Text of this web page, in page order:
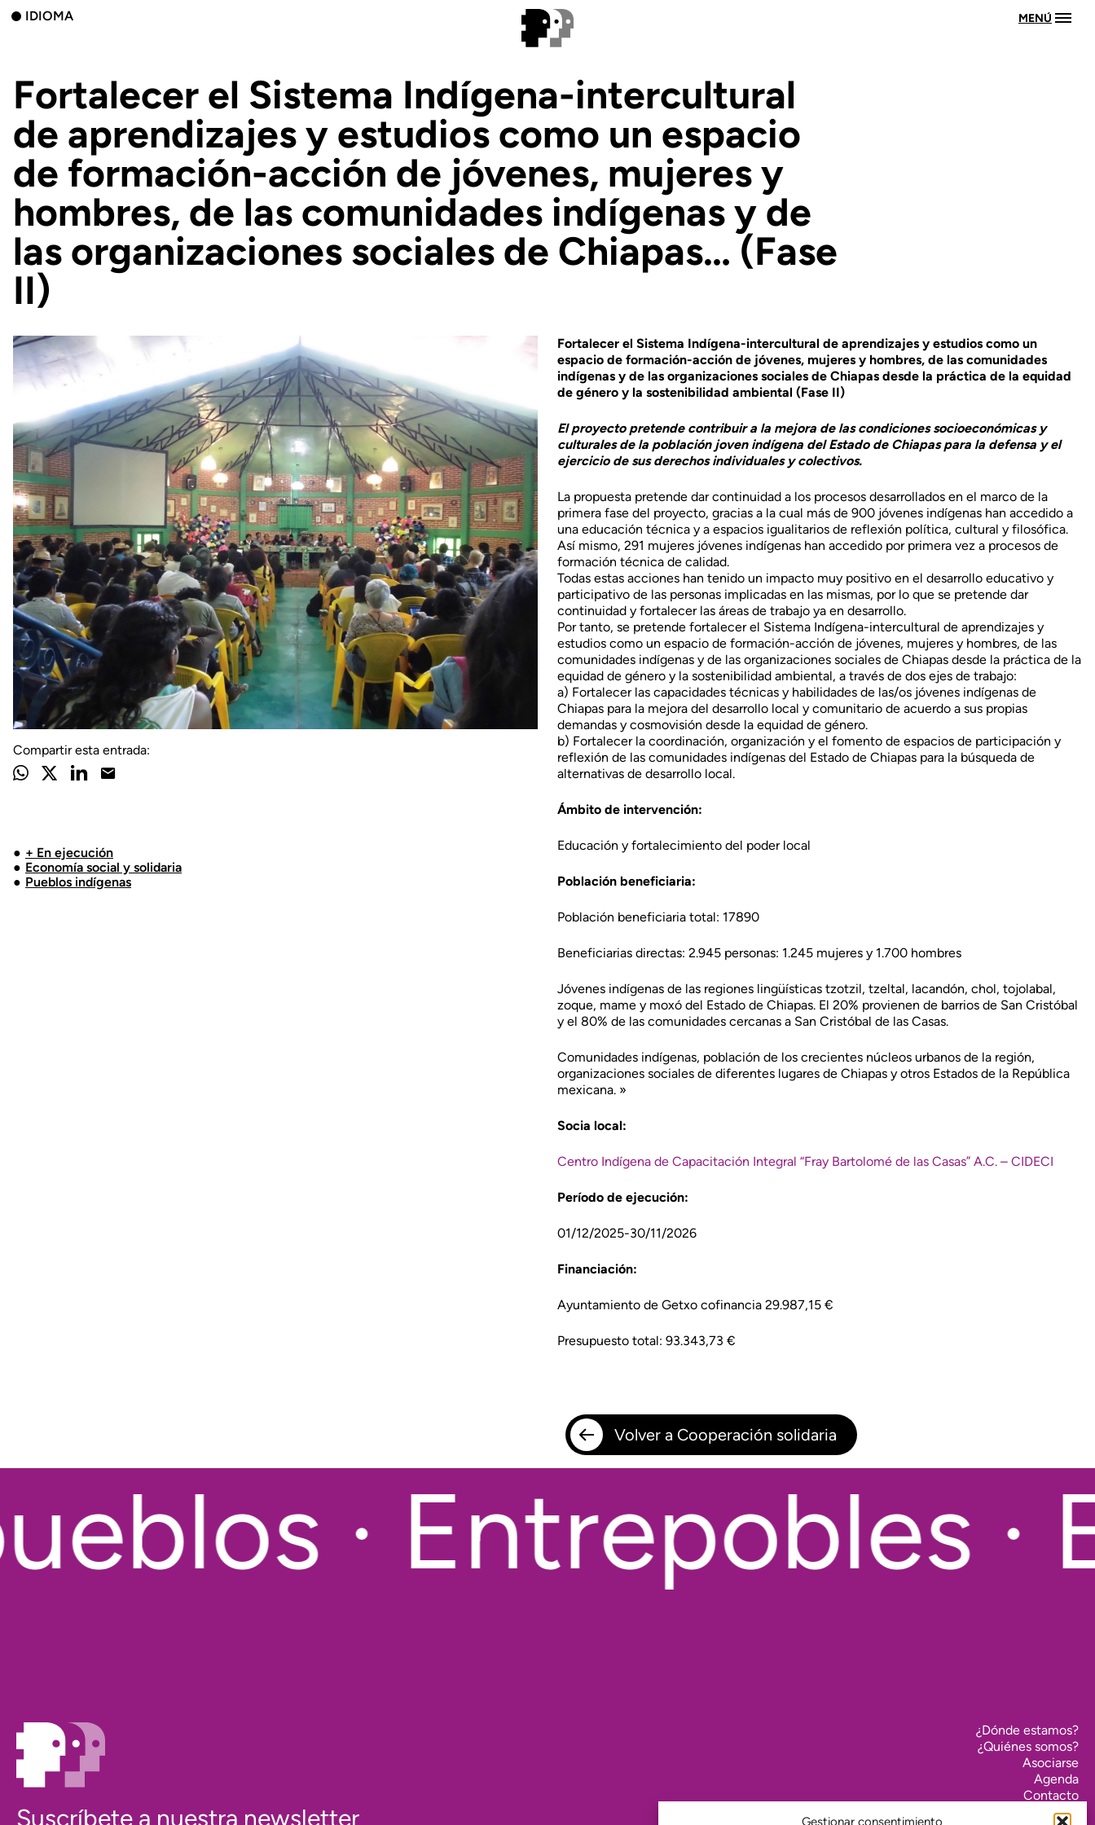
Gestionar consentimiento
IDIOMA MENÚ
Fortalecer el Sistema Indígena-intercultural
de aprendizajes y estudios como un espacio
de formación-acción de jóvenes, mujeres y
hombres, de las comunidades indígenas y de
las organizaciones sociales de Chiapas… (Fase
II)
Compartir esta entrada:
+ En ejecución
Economía social y solidaria
Pueblos indígenas
Fortalecer el Sistema Indígena-intercultural de aprendizajes y estudios como un
espacio de formación-acción de jóvenes, mujeres y hombres, de las comunidades
indígenas y de las organizaciones sociales de Chiapas desde la práctica de la equidad
de género y la sostenibilidad ambiental (Fase II)
El proyecto pretende contribuir a la mejora de las condiciones socioeconómicas y
culturales de la población joven indígena del Estado de Chiapas para la defensa y el
ejercicio de sus derechos individuales y colectivos.
La propuesta pretende dar continuidad a los procesos desarrollados en el marco de la
primera fase del proyecto, gracias a la cual más de 900 jóvenes indígenas han accedido a
una educación técnica y a espacios igualitarios de reflexión política, cultural y filosófica.
Así mismo, 291 mujeres jóvenes indígenas han accedido por primera vez a procesos de
formación técnica de calidad.
Todas estas acciones han tenido un impacto muy positivo en el desarrollo educativo y
participativo de las personas implicadas en las mismas, por lo que se pretende dar
continuidad y fortalecer las áreas de trabajo ya en desarrollo.
Por tanto, se pretende fortalecer el Sistema Indígena-intercultural de aprendizajes y
estudios como un espacio de formación-acción de jóvenes, mujeres y hombres, de las
comunidades indígenas y de las organizaciones sociales de Chiapas desde la práctica de la
equidad de género y la sostenibilidad ambiental, a través de dos ejes de trabajo:
a) Fortalecer las capacidades técnicas y habilidades de las/os jóvenes indígenas de
Chiapas para la mejora del desarrollo local y comunitario de acuerdo a sus propias
demandas y cosmovisión desde la equidad de género.
b) Fortalecer la coordinación, organización y el fomento de espacios de participación y
reflexión de las comunidades indígenas del Estado de Chiapas para la búsqueda de
alternativas de desarrollo local.
Ámbito de intervención:
Educación y fortalecimiento del poder local
Población beneficiaria:
Población beneficiaria total: 17890
Beneficiarias directas: 2.945 personas: 1.245 mujeres y 1.700 hombres
Jóvenes indígenas de las regiones lingüísticas tzotzil, tzeltal, lacandón, chol, tojolabal,
zoque, mame y moxó del Estado de Chiapas. El 20% provienen de barrios de San Cristóbal
y el 80% de las comunidades cercanas a San Cristóbal de las Casas.
Comunidades indígenas, población de los crecientes núcleos urbanos de la región,
organizaciones sociales de diferentes lugares de Chiapas y otros Estados de la República
mexicana. »
Socia local:
Centro Indígena de Capacitación Integral “Fray Bartolomé de las Casas” A.C. – CIDECI
Período de ejecución:
01/12/2025-30/11/2026
Financiación:
Ayuntamiento de Getxo cofinancia 29.987,15 €
Presupuesto total: 93.343,73 €
Volver a Cooperación solidaria
· Entrepobles ·
Suscríbete a nuestra newsletter
¿Dónde estamos?
¿Quiénes somos?
Asociarse
Agenda
Contacto
Transparencia